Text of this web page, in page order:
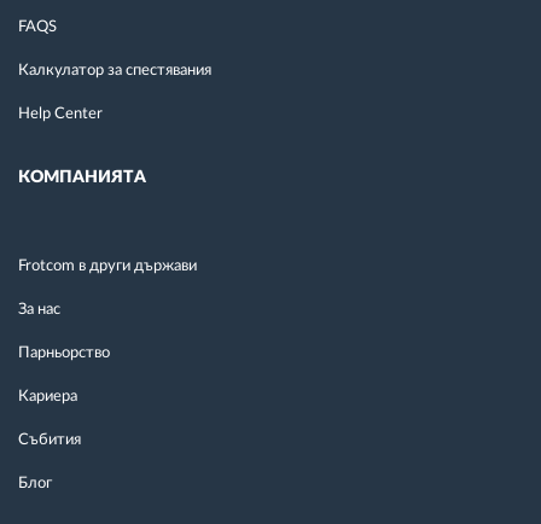
FAQS
Калкулатор за спестявания
Help Center
КОМПАНИЯТА
Frotcom в други държави
За нас
Парньорство
Кариера
Събития
Блог